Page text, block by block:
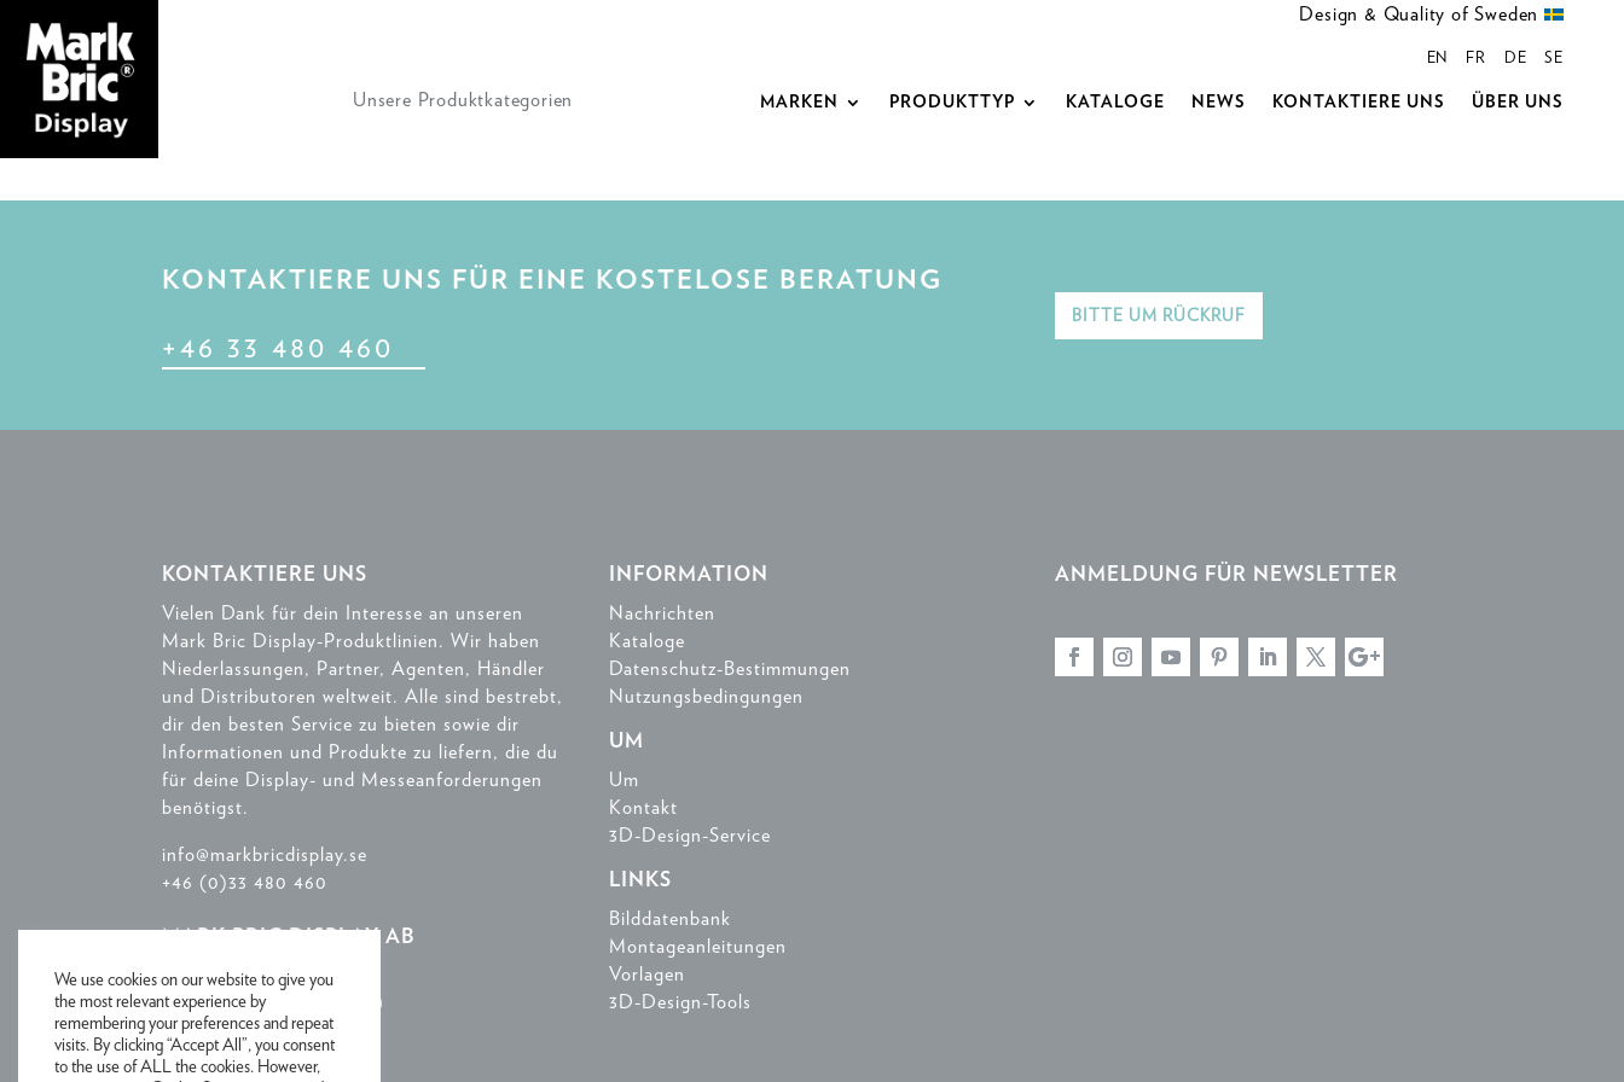
Design & Quality of Sweden
EN FR DE SE
MARKEN PRODUKTTYP KATALOGE NEWS KONTAKTIERE UNS ÜBER UNS
Unsere Produktkategorien
KONTAKTIERE UNS FÜR EINE KOSTELOSE BERATUNG
+46 33 480 460
BITTE UM RÜCKRUF
KONTAKTIERE UNS
Vielen Dank für dein Interesse an unseren
Mark Bric Display-Produktlinien. Wir haben
Niederlassungen, Partner, Agenten, Händler
und Distributoren weltweit. Alle sind bestrebt,
dir den besten Service zu bieten sowie dir
Informationen und Produkte zu liefern, die du
für deine Display- und Messeanforderungen
benötigst.
info@markbricdisplay.se
+46 (0)33 480 460
MARK BRIC DISPLAY AB
Källbäcksrydsgatan 4
S-507 42 Borås Schweden
INFORMATION
Nachrichten
Kataloge
Datenschutz-Bestimmungen
Nutzungsbedingungen
UM
Um
Kontakt
3D-Design-Service
LINKS
Bilddatenbank
Montageanleitungen
Vorlagen
3D-Design-Tools
ANMELDUNG FÜR NEWSLETTER
We use cookies on our website to give you
the most relevant experience by
remembering your preferences and repeat
visits. By clicking “Accept All”, you consent
to the use of ALL the cookies. However,